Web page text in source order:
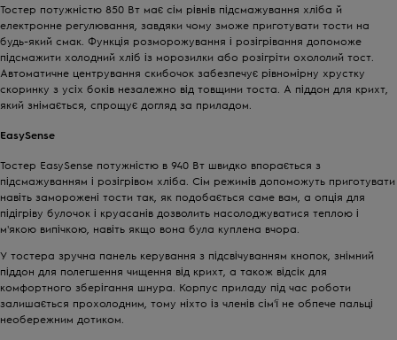
Тостер потужністю 850 Вт має сім рівнів підсмажування хліба й
електронне регулювання, завдяки чому зможе приготувати тости на
будь-який смак. Функція розморожування і розігрівання допоможе
підсмажити холодний хліб із морозилки або розігріти охололий тост.
Автоматичне центрування скибочок забезпечує рівномірну хрустку
скоринку з усіх боків незалежно від товщини тоста. А піддон для крихт,
який знімається, спрощує догляд за приладом.
EasySense
Тостер EasySense потужністю в 940 Вт швидко впорається з
підсмажуванням і розігрівом хліба. Сім режимів допоможуть приготувати
навіть заморожені тости так, як подобається саме вам, а опція для
підігріву булочок і круасанів дозволить насолоджуватися теплою і
м'якою випічкою, навіть якщо вона була куплена вчора.
У тостера зручна панель керування з підсвічуванням кнопок, знімний
піддон для полегшення чищення від крихт, а також відсік для
комфортного зберігання шнура. Корпус приладу під час роботи
залишається прохолодним, тому ніхто із членів сім'ї не обпече пальці
необережним дотиком.